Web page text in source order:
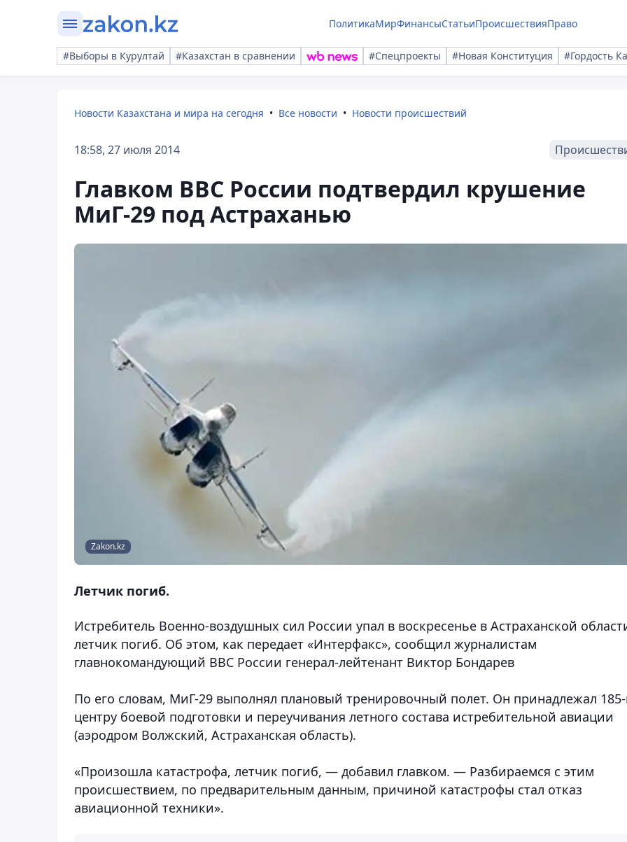
ПолитикаМирФинансыСтатьиПроисшествияПраво
#Выборы в Курултай #Казахстан в сравнении #Спецпроекты #Новая Конституция #Гордость
Новости Казахстана и мира на сегодня Все новости Новости происшествий
18:58, 27 июля 2014
Главком ВВС России подтвердил крушение
МиГ-29 под Астраханью
Zakon.kz
Летчик погиб.
Истребитель Военно-воздушных сил России упал в воскресенье в Астраханской
летчик погиб. Об этом, как передает «Интерфакс», сообщил журналистам
главнокомандующий ВВС России генерал-лейтенант Виктор Бондарев
По его словам, МиГ-29 выполнял плановый тренировочный полет. Он принадлежал
центру боевой подготовки и переучивания летного состава истребительной авиации
(аэродром Волжский, Астраханская область).
«Произошла катастрофа, летчик погиб, — добавил главком. — Разбираемся с этим
происшествием, по предварительным данным, причиной катастрофы стал отказ
авиационной техники».